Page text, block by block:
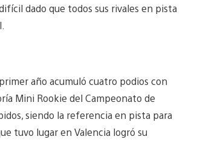
dado que todos sus rivales en pista
año acumuló cuatro podios con
Mini Rookie del Campeonato de
siendo la referencia en pista para
tuvo lugar en Valencia logró su